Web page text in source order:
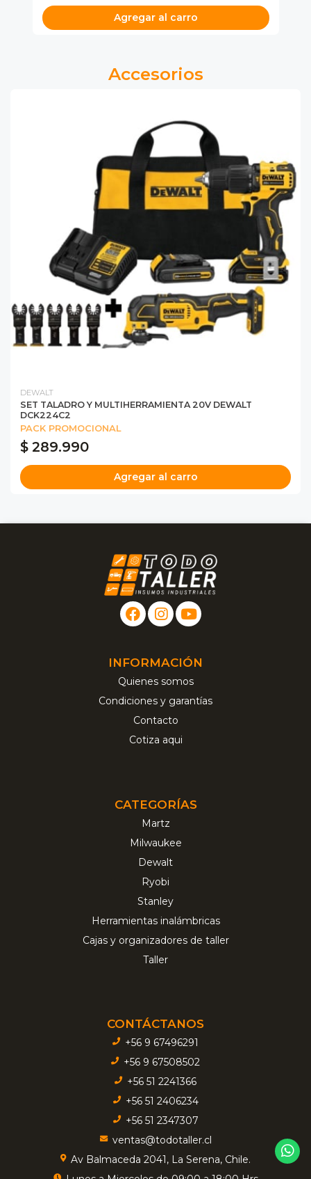
Agregar al carro
Accesorios
DEWALT
SET TALADRO Y MULTIHERRAMIENTA 20V DEWALT
DCK224C2
PACK PROMOCIONAL
$ 289.990
Agregar al carro
INFORMACIÓN
Quienes somos
Condiciones y garantías
Contacto
Cotiza aqui
CATEGORÍAS
Martz
Milwaukee
Dewalt
Ryobi
Stanley
Herramientas inalámbricas
Cajas y organizadores de taller
Taller
CONTÁCTANOS
+56 9 67496291
+56 9 67508502
+56 51 2241366
+56 51 2406234
+56 51 2347307
ventas@todotaller.cl
Av Balmaceda 2041, La Serena, Chile.